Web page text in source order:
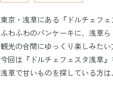
東京・浅草にある『ドルチェフ
ふわふわのパンケーキに、浅草
観光の合間にゆっくり楽しみた
今回は『ドルチェフェスタ浅草』
浅草で甘いものを探している方